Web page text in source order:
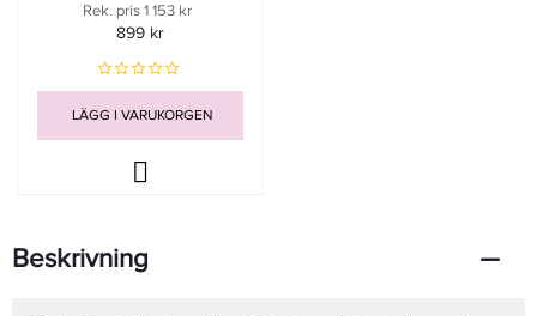
Rek. pris 1 153 kr
899 kr
LÄGG I VARUKORGEN
Beskrivning